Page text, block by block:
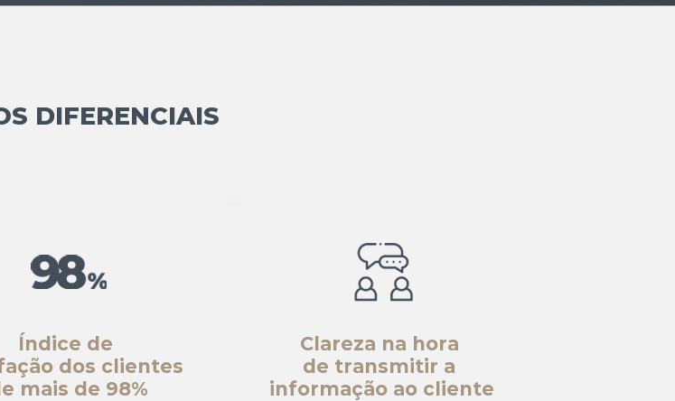
DIFERENCIAIS
Índice de
dos clientes
mais de 98%
Clareza na hora
de transmitir a
informação ao cliente